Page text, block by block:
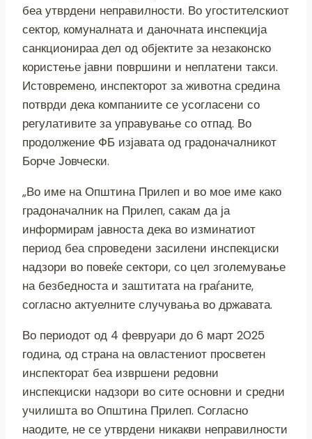
беа утврдени неправилности. Во угостителскиот
сектор, комуналната и даночната инспекција
санкционираа дел од објектите за незаконско
користење јавни површини и неплатени такси.
Истовремено, инспекторот за животна средина
потврди дека компаниите се усогласени со
регулативите за управување со отпад. Во
продолжение ФБ изјавата од градоначалникот
Борче Јовчески.
„Во име на Општина Прилеп и во мое име како
градоначалник на Прилеп, сакам да ја
информирам јавноста дека во изминатиот
период беа спроведени засилени инспекциски
надзори во повеќе сектори, со цел зголемување
на безбедноста и заштитата на граѓаните,
согласно актуелните случувања во државата.
Во периодот од 4 февруари до 6 март 2025
година, од страна на овластениот просветен
инспекторат беа извршени редовни
инспекциски надзори во сите основни и средни
училишта во Општина Прилеп. Согласно
наодите, не се утврдени никакви неправилности